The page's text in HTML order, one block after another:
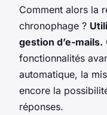
Comment alors la
chronophage ?
gestion d’e-mails.
fonctionnalités
automatique, la
encore la
réponses.